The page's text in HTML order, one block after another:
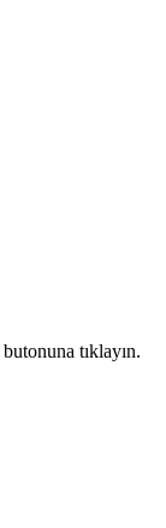
butonuna tıklayın.